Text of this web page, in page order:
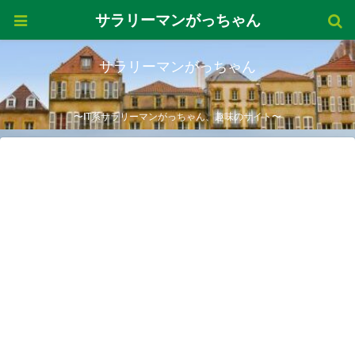
サラリーマンがっちゃん
〜IT系サラリーマンがっちゃん、趣味のサイト〜
サラリーマンがっちゃん